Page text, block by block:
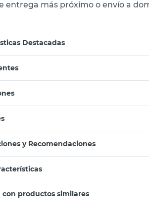
entrega más próximo o envío a
Destacadas
y Recomendaciones
con productos similares